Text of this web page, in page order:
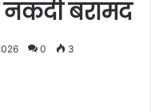
नकदी बरामद
0 3